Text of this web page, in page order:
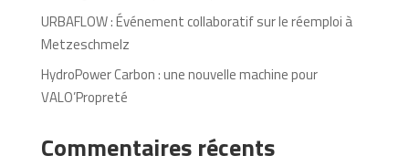
URBAFLOW : Événement collaboratif sur le réemploi à
Metzeschmelz
HydroPower Carbon : une nouvelle machine pour
VALO’Propreté
Commentaires récents